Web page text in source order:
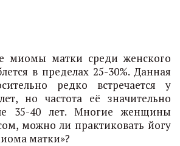
миомы матки среди женского
в пределах 25-30%. Данная
редко встречается у
но частота её значительно
35-40 лет. Многие женщины
можно ли практиковать йогу
матки»?